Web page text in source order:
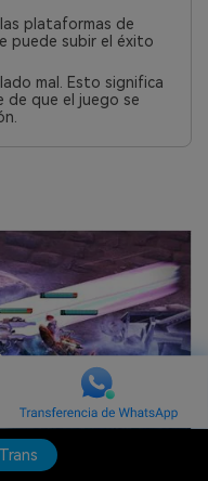
plataformas de
puede subir el éxito
mal. Esto significa
de que el juego se